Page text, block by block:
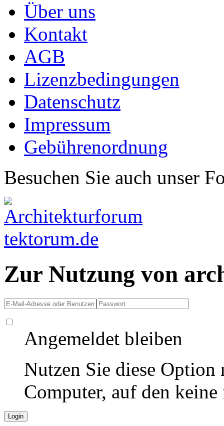
Über uns
Kontakt
AGB
Lizenzbedingungen
Datenschutz
Impressum
Gebührenordnung
Besuchen Sie auch unser
Zur Nutzung von
Angemeldet bleiben
Nutzen Sie diese
Computer, auf den